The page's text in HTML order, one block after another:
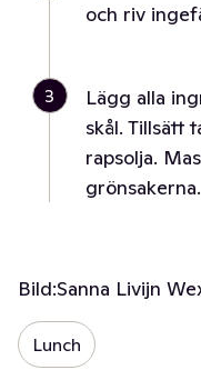
och riv
3
Lägg alla
skål. Tillsätt
rapsolja.
Bild:Sanna Livijn
Lunch